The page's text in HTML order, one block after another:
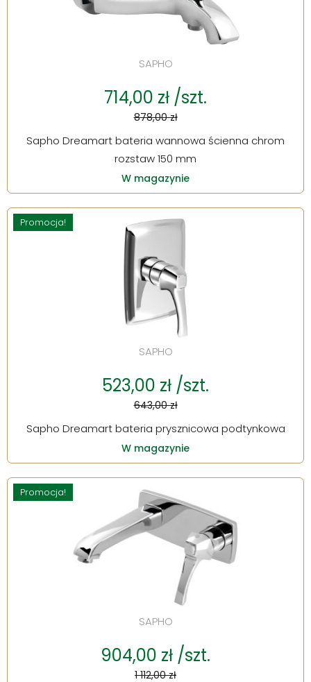
SAPHO
714,00 zł /szt.
878,00 zł
Sapho Dreamart bateria wannowa ścienna chrom
rozstaw 150 mm
W magazynie
Promocja!
SAPHO
523,00 zł /szt.
643,00 zł
Sapho Dreamart bateria prysznicowa podtynkowa
W magazynie
Promocja!
SAPHO
904,00 zł /szt.
1 112,00 zł